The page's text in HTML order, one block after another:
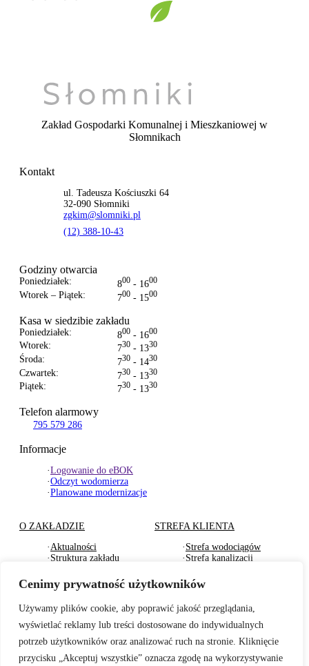
Cenimy prywatność użytkowników
Używamy plików cookie, aby poprawić jakość przeglądania,
wyświetlać reklamy lub treści dostosowane do indywidualnych
potrzeb użytkowników oraz analizować ruch na stronie. Kliknięcie
przycisku „Akceptuj wszystkie” oznacza zgodę na wykorzystywanie
Zakład Gospodarki Komunalnej i Mieszkaniowej w
Słomnikach
Kontakt
ul. Tadeusza Kościuszki 64
32-090 Słomniki
zgkim@slomniki.pl
(12) 388-10-43
Godziny otwarcia
Poniedziałek: 800 - 1600
Wtorek – Piątek: 700 - 1500
Kasa w siedzibie zakładu
Poniedziałek: 800 - 1600
Wtorek: 730 - 1330
Środa: 730 - 1430
Czwartek: 730 - 1330
Piątek: 730 - 1330
Telefon alarmowy
795 579 286
Informacje
·Logowanie do eBOK
·Odczyt wodomierza
·Planowane modernizacje
O ZAKŁADZIE
· Aktualności
· Struktura zakładu
·Oferty pracy
STREFA KLIENTA
· Strefa wodociągów
· Strefa kanalizacji
komunalnych
·Strefa odbioru odpadów
BADANIA WODY
·Badania wewnętrzne wody
TARYFY I CENNIKI
·Za zbiorowe zaopatrzenie